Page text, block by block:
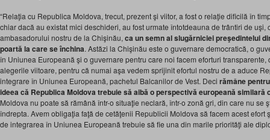
“Relaţia cu Republica Moldova, trecut, prezent şi viitor, a fost o relaţie dificilă în
chiar dacă au existat mici deschideri, au fost urmate întotdeauna de trântiri de
ambasadorului nostru de la Chişinău, ca un semn al slugărniciei preşedintelui
poartă la care se închina. Astăzi la Chişinău este o guvernare democratică, o
în Uniunea Europeană şi o guvernare pentru care noi facem eforturi
alegerile viitoare, pentru că numai aşa vedem sprijinit efortul nostru de a aduce
integrare în Uniunea Europeană, pachetul Balcanilor de Vest. Deci rămâne
ideea că Republica Moldova trebuie să aibă o perspectivă europeană similară
Moldova nu poate să rămână într-o situaţie neclară, într-o zonă gri, din care nu se
îndrepta. Avem obligaţia faţă de cetăţenii Republicii Moldova să facem acest
de integrarea în Uniunea Europeană trebuie să fie una din marile priorităţi ale